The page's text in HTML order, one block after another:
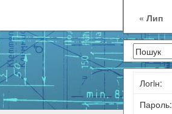
« Лип
Логiн:
Пароль: